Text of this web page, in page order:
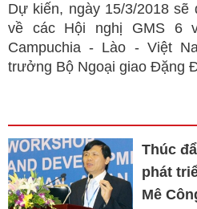
Dự kiến, ngày 15/3/2018 sẽ
về các Hội nghị GMS 6
Campuchia - Lào - Việt
trưởng Bộ Ngoại giao Đặng
Thúc
phát
Mê